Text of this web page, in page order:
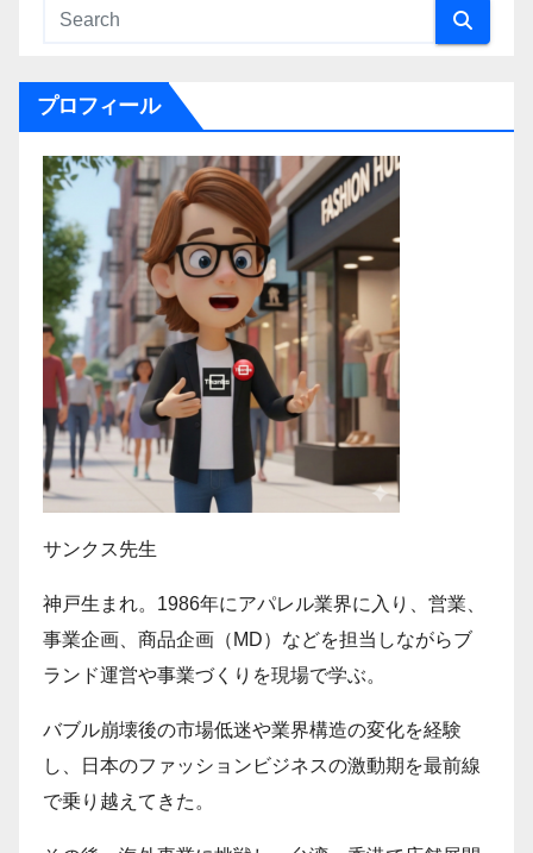
プロフィール
サンクス先生
神戸生まれ。1986年にアパレル業界に入り、営業、
事業企画、商品企画（MD）などを担当しながらブ
ランド運営や事業づくりを現場で学ぶ。
バブル崩壊後の市場低迷や業界構造の変化を経験
し、日本のファッションビジネスの激動期を最前線
で乗り越えてきた。